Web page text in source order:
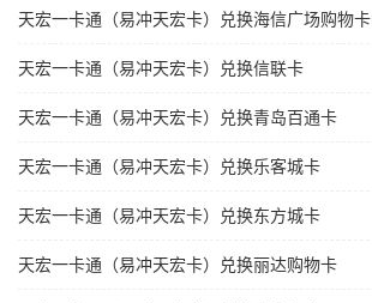
天宏一卡通（易冲天宏卡）兑换海信广场购物卡
天宏一卡通（易冲天宏卡）兑换信联卡
天宏一卡通（易冲天宏卡）兑换青岛百通卡
天宏一卡通（易冲天宏卡）兑换乐客城卡
天宏一卡通（易冲天宏卡）兑换东方城卡
天宏一卡通（易冲天宏卡）兑换丽达购物卡